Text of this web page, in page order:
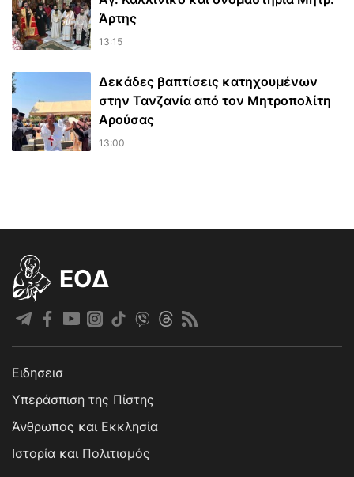
Άρτης
13:15
Δεκάδες βαπτίσεις κατηχουμένων
στην Τανζανία από τον Μητροπολίτη
Αρούσας
13:00
EOΔ
Ειδησεισ
Υπεράσπιση της Πίστης
Άνθρωπος και Εκκλησία
Ιστορία και Πολιτισμός